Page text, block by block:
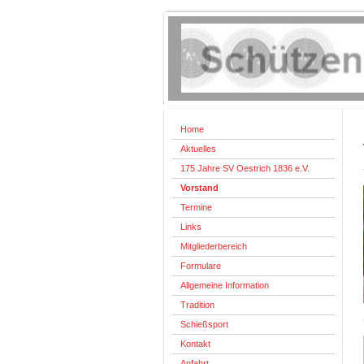
Home
Aktuelles
175 Jahre SV Oestrich 1836 e.V.
Vorstand
Termine
Links
Mitgliederbereich
Formulare
Allgemeine Information
Tradition
Schießsport
Kontakt